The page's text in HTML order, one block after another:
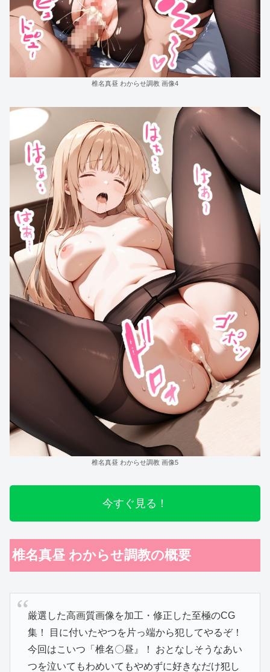
椎名真昼 わからせ調教 画像4
椎名真昼 わからせ調教 画像5
今すぐ見る！
椎名真昼 わからせ調教の概要
厳選した高画質画像を加工・修正した至極のCG
集！ 目に付いたやつを片っ端から犯してやるぞ！
今回はこいつ「椎名〇昼』！ おとなしそうなあい
つを泣いてもわめいてもやめずに好きなだけ犯し